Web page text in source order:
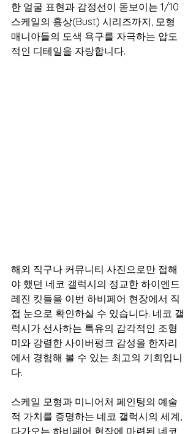
한 얼굴 표현과 감정선이 돋보이는 1/10
스케일의 흉상(Bust) 시리즈까지, 모형
매니아들의 도색 욕구를 자극하는 압도
적인 디테일을 자랑합니다.
해외 직구나 커뮤니티 사진으로만 접해
야 했던 네코 갤럭시의 정교한 하이엔드
레진 킷들을 이번 하비페어 현장에서 직
접 눈으로 확인하실 수 있습니다. 네코 갤
럭시가 선사하는 특유의 감각적인 조형
미와 강렬한 사이버펑크 감성을 한자리
에서 경험해 볼 수 있는 최고의 기회입니
다.
스케일 모형과 미니어처 페인팅의 예술
적 가치를 증명하는 네코 갤럭시의 세계,
다가오는 하비페어 현장에 마련된 네코